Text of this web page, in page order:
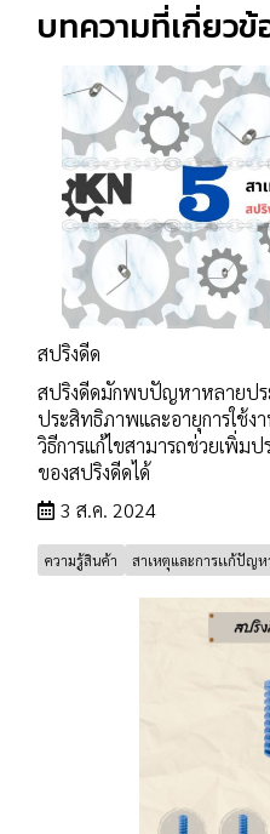
บทความที่เกี่ยวข้
สปริงดีด
สปริงดีดมักพบปัญหาหลายปร
ประสิทธิภาพและอายุการใช้ง
วิธีการแก้ไขสามารถช่วยเพิ่
ของสปริงดีดได้
3 ส.ค. 2024
ความรู้สินค้า สาเหตุและการเเก้ปัญ